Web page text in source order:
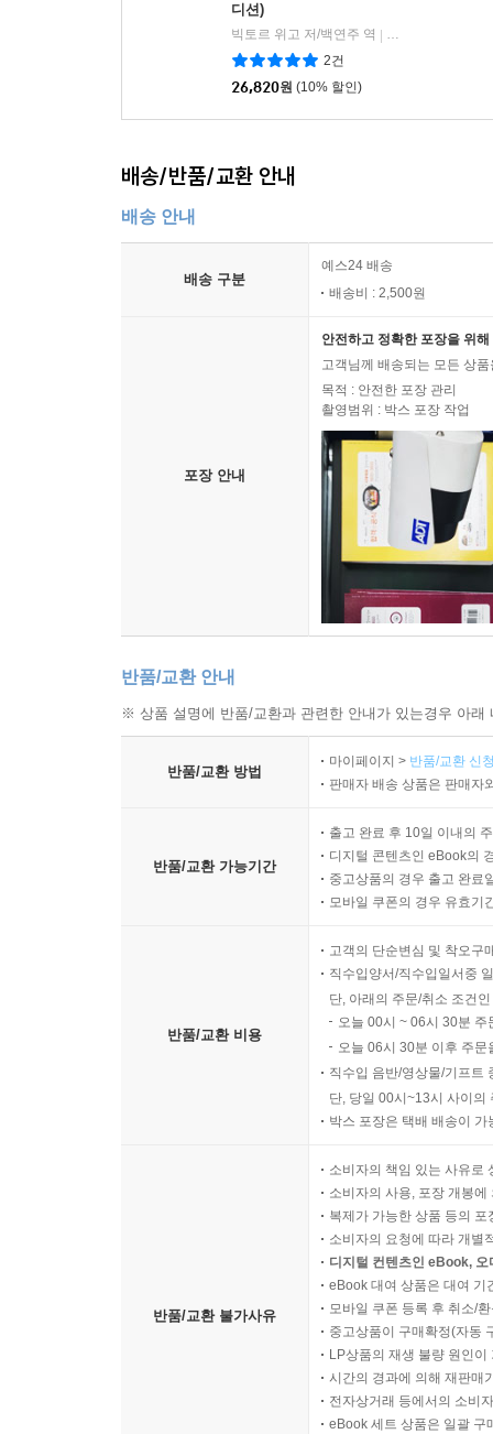
디션)
빅토르 위고 저/백연주 역
더스토리
2건
26,820원 (10% 할인)
배송/반품/교환 안내
배송 안내
배송 구분
예스24 배송
배송비 : 2,500원
포장 안내
안전하고 정확한 포장을 위
고객님께 배송되는 모든 상
목적 : 안전한 포장 관리
촬영범위 : 박스 포장 작업
반품/교환 안내
※ 상품 설명에 반품/교환과 관련한 안내가 있는경우 아
반품/교환 방법
마이페이지 > 반품/교환 신
판매자 배송 상품은 판매자
반품/교환 가능기간
출고 완료 후 10일 이내의
디지털 콘텐츠인 eBook의
중고상품의 경우 출고 완료
모바일 쿠폰의 경우 유효기
반품/교환 비용
고객의 단순변심 및 착오구
직수입양서/직수입일서중
단, 아래의 주문/취소 조건
오늘 00시 ~ 06시 30분
오늘 06시 30분 이후 주
직수입 음반/영상물/기프트
단, 당일 00시~13시 사이의
박스 포장은 택배 배송이
반품/교환 불가사유
소비자의 책임 있는 사유로
소비자의 사용, 포장 개봉
복제가 가능한 상품 등의
소비자의 요청에 따라 개별
디지털 컨텐츠인 eBook,
eBook 대여 상품은 대여 기
모바일 쿠폰 등록 후 취소/
중고상품이 구매확정(자동
LP상품의 재생 불량 원인
시간의 경과에 의해 재판매
전자상거래 등에서의 소비
eBook 세트 상품은 일괄 구